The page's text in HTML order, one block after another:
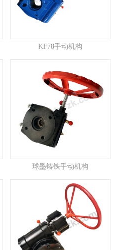
KF78手动机构
球墨铸铁手动机构